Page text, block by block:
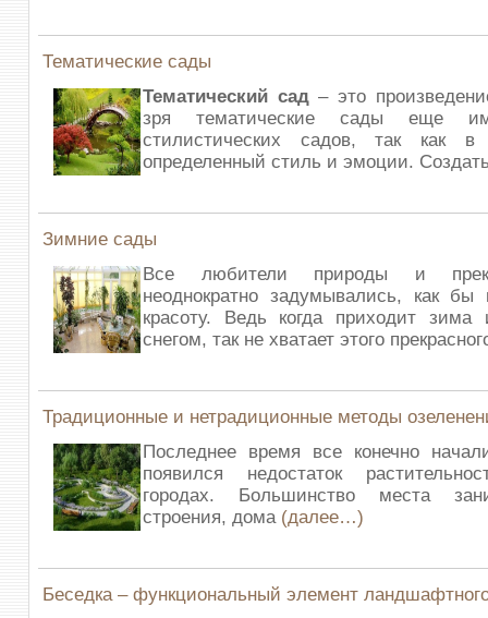
Тематические сады
Тематический сад– это
зря тематические сады еще
стилистических садов, так как
определенный стиль и эмоции.
Зимние сады
Все любители природы и
неоднократно задумывались, как бы
красоту. Ведь когда приходит зима
снегом, так не хватает этого
Традиционные и нетрадиционные методы
Последнее время все конечно
появился недостаток
городах. Большинство места
строения, дома (далее…)
Беседка – функциональный элемент